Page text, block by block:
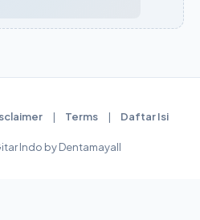
| Terms | Daftar Isi
Indo by Dentamayall